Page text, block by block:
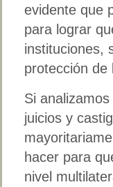
evidente que
para lograr
instituciones,
protección de
Si
juicios y
hacer para
nivel